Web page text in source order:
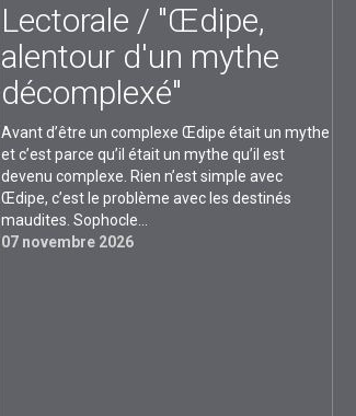
Lectorale / "Œdipe,
alentour d'un mythe
décomplexé"
Avant d’être un complexe Œdipe était un mythe
et c’est parce qu’il était un mythe qu’il est
devenu complexe. Rien n’est simple avec
Œdipe, c’est le problème avec les destinés
maudites. Sophocle...
07 novembre 2026